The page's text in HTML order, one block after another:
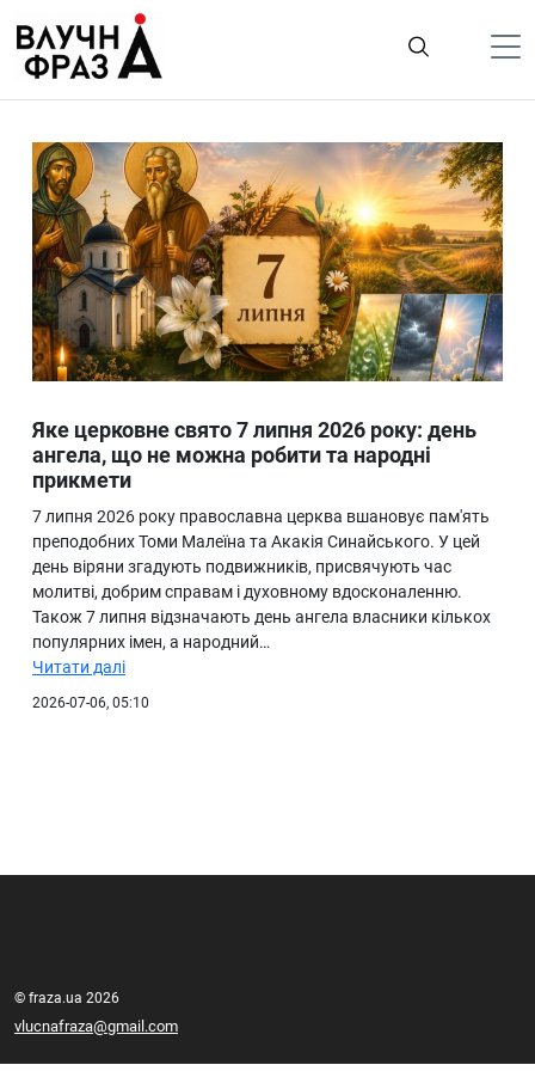
содержимому
Гроші
Життя
Лайфстайл
ТехноНаука
Людина
Ukraine
Про нас
Яке церковне свято 7 липня 2026 року: день
ангела, що не можна робити та народні
прикмети
7 липня 2026 року православна церква вшановує пам'ять
преподобних Томи Малеїна та Акакія Синайського. У цей
день віряни згадують подвижників, присвячують час
молитві, добрим справам і духовному вдосконаленню.
Також 7 липня відзначають день ангела власники кількох
популярних імен, а народний…
Читати далі
2026-07-06, 05:10
© fraza.ua 2026
vlucnafraza@gmail.com